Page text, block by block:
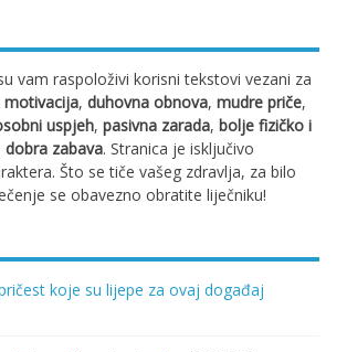
vam raspoloživi korisni tekstovi vezani za
motivacija, duhovna obnova, mudre priče,
uspjeh, pasivna zarada, bolje fizičko i
dobra zabava. Stranica je isključivo
Što se tiče vašeg zdravlja, za bilo
se obavezno obratite liječniku!
koje su lijepe za ovaj događaj